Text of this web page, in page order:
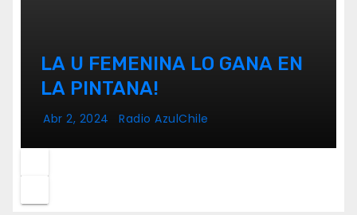
LA U FEMENINA LO GANA EN
LA PINTANA!
Abr 2, 2024 Radio AzulChile